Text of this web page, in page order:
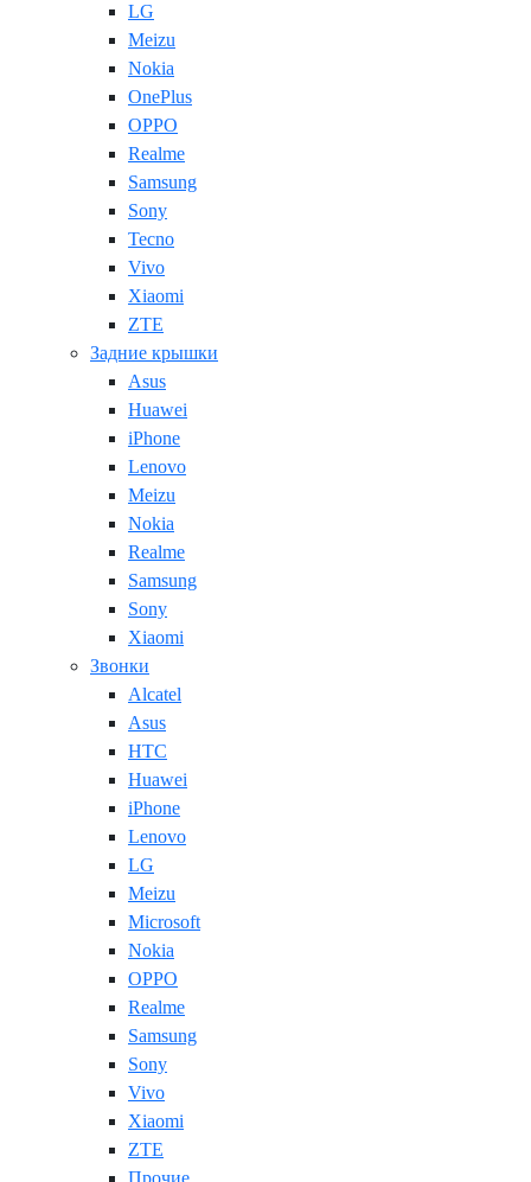
LG
Meizu
Nokia
OnePlus
OPPO
Realme
Samsung
Sony
Tecno
Vivo
Xiaomi
ZTE
Задние крышки
Asus
Huawei
iPhone
Lenovo
Meizu
Nokia
Realme
Samsung
Sony
Xiaomi
Звонки
Alcatel
Asus
HTC
Huawei
iPhone
Lenovo
LG
Meizu
Microsoft
Nokia
OPPO
Realme
Samsung
Sony
Vivo
Xiaomi
ZTE